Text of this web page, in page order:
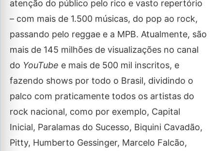
atenção do público pelo rico e vasto repertório
– com mais de 1.500 músicas, do pop ao rock,
passando pelo reggae e a MPB. Atualmente, são
mais de 145 milhões de visualizações no canal
do YouTube e mais de 500 mil inscritos, e
fazendo shows por todo o Brasil, dividindo o
palco com praticamente todos os artistas do
rock nacional, como por exemplo, Capital
Inicial, Paralamas do Sucesso, Biquini Cavadão,
Pitty, Humberto Gessinger, Marcelo Falcão,